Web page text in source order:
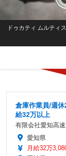
ドゥカティ ムルティ
倉庫作業員/週
給32万以上
有限会社愛知高
愛知県
月給32万